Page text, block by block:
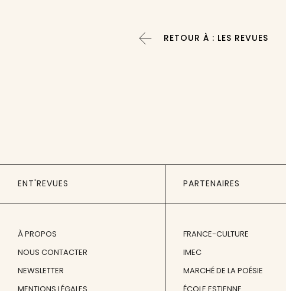
RETOUR À : LES REVUES
ENT'REVUES
À PROPOS
NOUS CONTACTER
NEWSLETTER
PARTENAIRES
FRANCE-CULTURE
IMEC
MARCHÉ DE LA POÉSIE